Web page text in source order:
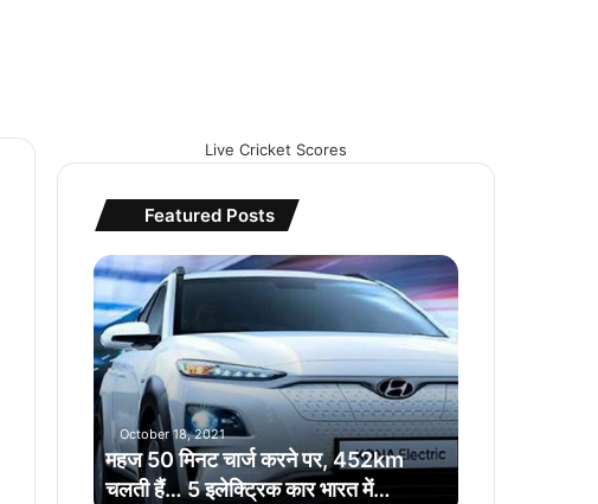
Live Cricket Scores
Featured Posts
म
ज
5
0
मि
न
ट
चा
र्ज
October 18, 2021
महज 50 मिनट चार्ज करने पर, 452km
चलती हैं… 5 इलेक्ट्रिक कार भारत में…